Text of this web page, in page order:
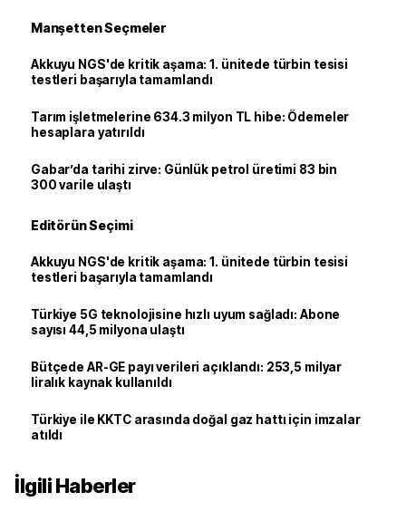
Manşetten Seçmeler
Akkuyu NGS'de kritik aşama: 1. ünitede türbin tesisi
testleri başarıyla tamamlandı
Tarım işletmelerine 634.3 milyon TL hibe: Ödemeler
hesaplara yatırıldı
Gabar’da tarihi zirve: Günlük petrol üretimi 83 bin
300 varile ulaştı
Editörün Seçimi
Akkuyu NGS'de kritik aşama: 1. ünitede türbin tesisi
testleri başarıyla tamamlandı
Türkiye 5G teknolojisine hızlı uyum sağladı: Abone
sayısı 44,5 milyona ulaştı
Bütçede AR-GE payı verileri açıklandı: 253,5 milyar
liralık kaynak kullanıldı
Türkiye ile KKTC arasında doğal gaz hattı için imzalar
atıldı
İlgili Haberler